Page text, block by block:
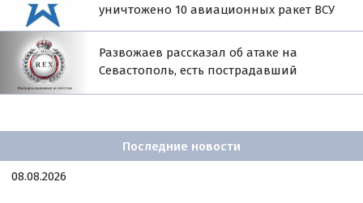
уничтожено 10 авиационных ракет ВСУ
Развожаев рассказал об атаке на
Севастополь, есть пострадавший
Последние новости
08.08.2026